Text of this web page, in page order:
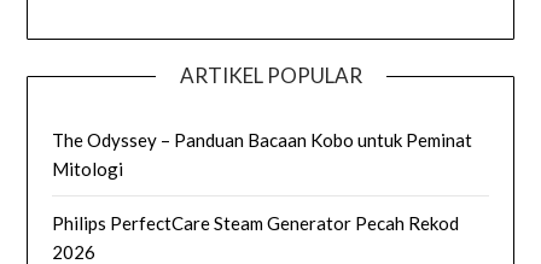
ARTIKEL POPULAR
The Odyssey – Panduan Bacaan Kobo untuk Peminat
Mitologi
Philips PerfectCare Steam Generator Pecah Rekod
2026